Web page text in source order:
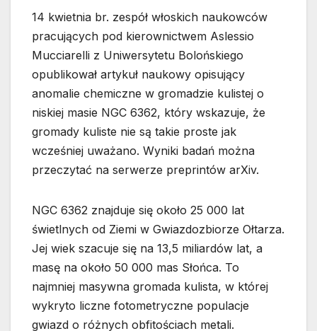
14 kwietnia br. zespół włoskich naukowców
pracujących pod kierownictwem Aslessio
Mucciarelli z Uniwersytetu Bolońskiego
opublikował artykuł naukowy opisujący
anomalie chemiczne w gromadzie kulistej o
niskiej masie NGC 6362, który wskazuje, że
gromady kuliste nie są takie proste jak
wcześniej uważano. Wyniki badań można
przeczytać na serwerze preprintów arXiv.
NGC 6362 znajduje się około 25 000 lat
świetlnych od Ziemi w Gwiazdozbiorze Ołtarza.
Jej wiek szacuje się na 13,5 miliardów lat, a
masę na około 50 000 mas Słońca. To
najmniej masywna gromada kulista, w której
wykryto liczne fotometryczne populacje
gwiazd o różnych obfitościach metali.